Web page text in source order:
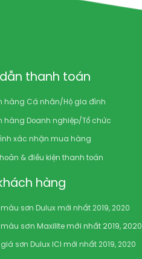
thanh toán
hàng Cá nhân/Hộ gia đình
hàng Doanh nghiệp/Tổ chức
xác nhận mua hàng
& điều kiện thanh toán
hàng
sơn Dulux mới nhất 2019, 2020
sơn Maxilite mới nhất 2019, 2020
sơn Dulux ICI mới nhất 2019, 2020